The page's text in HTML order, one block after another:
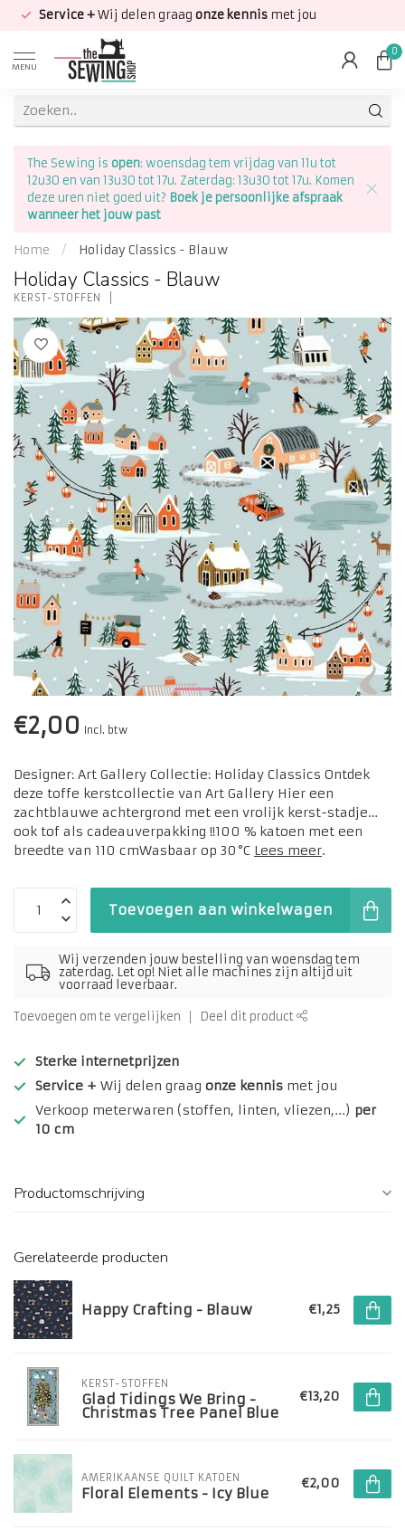
Service +Wij delen graag onze kennis met jou
MENU
0
The Sewing is open: woensdag tem vrijdag van 11u tot
12u30 en van 13u30 tot 17u. Zaterdag: 13u30 tot 17u. Komen
deze uren niet goed uit? Boek je persoonlijke afspraak
wanneer het jouw past
Home / Holiday Classics - Blauw
Holiday Classics - Blauw
KERST-STOFFEN
€2,00 Incl. btw
Designer: Art Gallery Collectie: Holiday Classics Ontdek
deze toffe kerstcollectie van Art Gallery Hier een
zachtblauwe achtergrond met een vrolijk kerst-stadje…
ook tof als cadeauverpakking !!100 % katoen met een
breedte van 110 cmWasbaar op 30°C Lees meer.
Toevoegen aan winkelwagen
Wij verzenden jouw bestelling van woensdag tem
zaterdag. Let op! Niet alle machines zijn altijd uit
voorraad leverbaar.
Toevoegen om te vergelijken Deel dit product
Sterke internetprijzen
Service + Wij delen graag onze kennis met jou
Verkoop meterwaren (stoffen, linten, vliezen,...) per
10 cm
Productomschrijving
Gerelateerde producten
Happy Crafting - Blauw €1,25
KERST-STOFFEN
Glad Tidings We Bring -
Christmas Tree Panel Blue
€13,20
AMERIKAANSE QUILT KATOEN
Floral Elements - Icy Blue
€2,00